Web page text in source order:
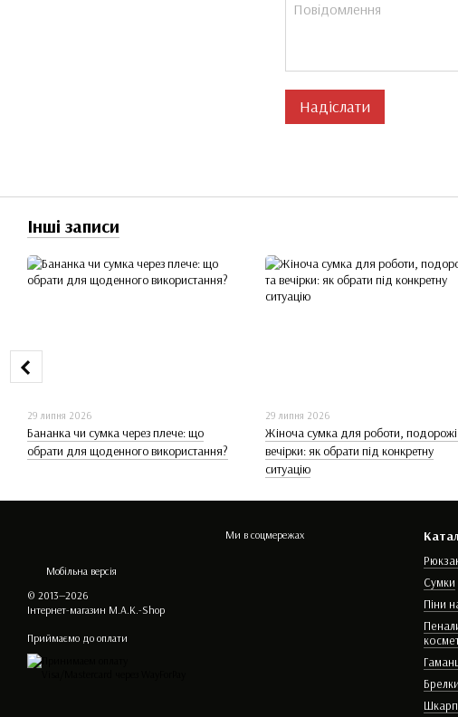
Надіслати
Інші записи
29 липня 2026
Бананка чи сумка через плече: що
обрати для щоденного використання?
29 липня 2026
Жіноча сумка для роботи, подорожі
вечірки: як обрати під конкретну
ситуацію
Мобільна версія
© 2013—2026
Інтернет-магазин M.A.K.-Shop
Приймаємо до оплати
Ми в соцмережах
Сумки
Піни
Брелки